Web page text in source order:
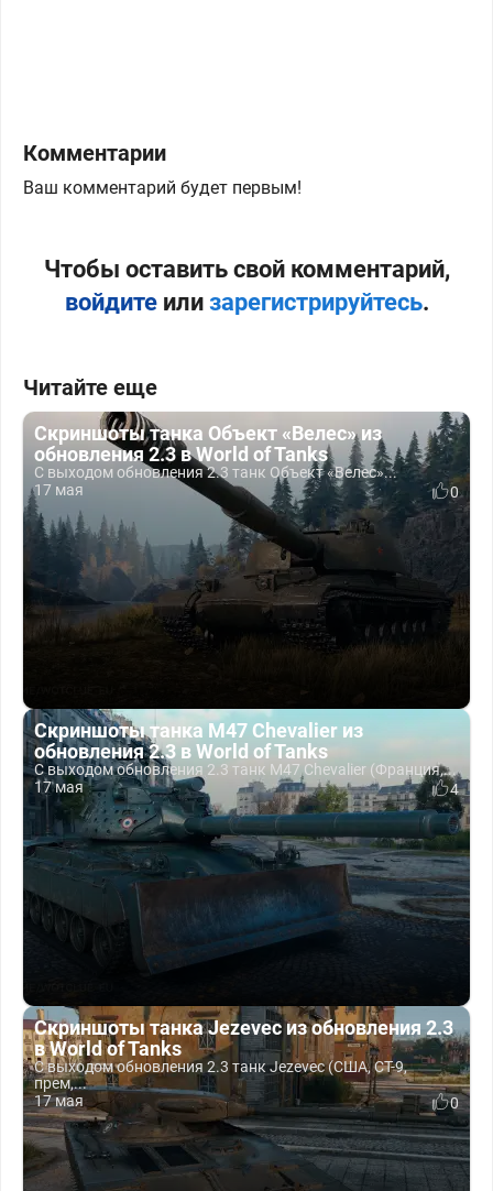
Комментарии
Ваш комментарий будет первым!
Чтобы оставить свой комментарий,
войдитеили зарегистрируйтесь.
Читайте еще
Скриншоты танка Объект «Велес» из
обновления 2.3 в World of Tanks
С выходом обновления 2.3 танк Объект «Велес»...
17 мая
0
Скриншоты танка M47 Chevalier из
обновления 2.3 в World of Tanks
С выходом обновления 2.3 танк M47 Chevalier (Франция,...
17 мая
4
Скриншоты танка Jezevec из обновления 2.3
в World of Tanks
С выходом обновления 2.3 танк Jezevec (США, СТ-9,
прем,...
17 мая
0